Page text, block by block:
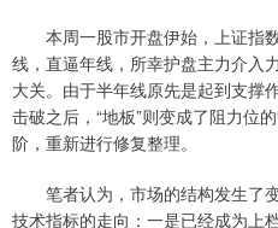
本周一股市开盘伊始，上证指数
线，直逼年线，所幸护盘主力介入
大关。由于半年线原先是起到支撑
击破之后，“地板”则变成了阻力位
阶，重新进行修复整理。
笔者认为，市场的结构发生了
技术指标的走向：一是已经成为上